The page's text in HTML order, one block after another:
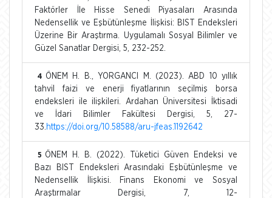
Faktörler İle Hisse Senedi Piyasaları Arasında
Nedensellik ve Eşbütünleşme İlişkisi: BIST Endeksleri
Üzerine Bir Araştırma. Uygulamalı Sosyal Bilimler ve
Güzel Sanatlar Dergisi, 5, 232-252.
4 ÖNEM H. B., YORGANCI M. (2023). ABD 10 yıllık
tahvil faizi ve enerji fiyatlarının seçilmiş borsa
endeksleri ile ilişkileri. Ardahan Üniversitesi İktisadi
ve İdari Bilimler Fakültesi Dergisi, 5, 27-
33. https://doi.org/10.58588/aru-jfeas.1192642
5 ÖNEM H. B. (2022). Tüketici Güven Endeksi ve
Bazı BIST Endeksleri Arasındaki Eşbütünleşme ve
Nedensellik İlişkisi. Finans Ekonomi ve Sosyal
Araştırmalar Dergisi, 7, 12-